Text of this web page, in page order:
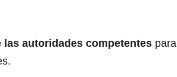
autoridades competentes para